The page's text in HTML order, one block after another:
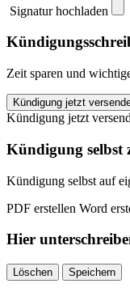
Signatur hochladen
Zeit sparen und
CosmosDirekt
Lebensversicherung
kündigen
quantity
Kündigung jetzt
Kündigung jetzt
Kündigung selbst
Kündigung selbst auf
PDF erstellen Word
Hier
Löschen Speichern